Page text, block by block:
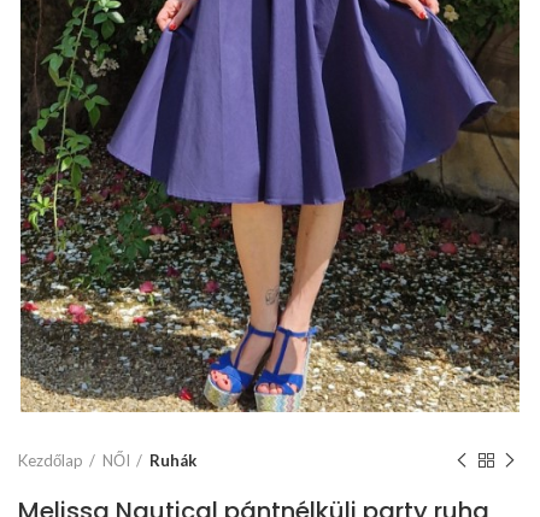
Kezdőlap NŐI Ruhák